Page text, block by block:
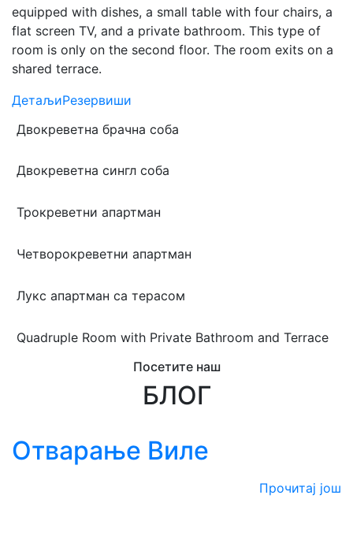
equipped with dishes, a small table with four chairs, a
flat screen TV, and a private bathroom. This type of
room is only on the second floor. The room exits on a
shared terrace.
ДетаљиРезервиши
Двокреветна брачна соба
Двокреветна сингл соба
Трокреветни апартман
Четворокреветни апартман
Лукс апартман са терасом
Quadruple Room with Private Bathroom and Terrace
Посетите наш
БЛОГ
Отварање Виле
Прочитај још